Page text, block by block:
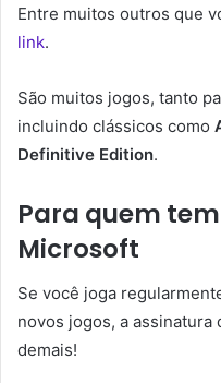
Entre muitos outros que
link.
São muitos jogos, tanto
incluindo clássicos como
Definitive Edition.
Para quem
Microsoft
Se você joga
novos jogos, a assinatura
demais!